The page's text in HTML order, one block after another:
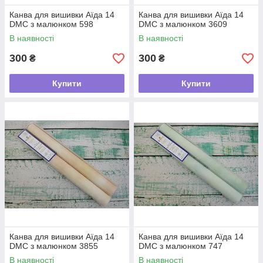
Канва для вишивки Аїда 14
DMC з малюнком 598
В наявності
300 ₴
Купити
Канва для вишивки Аїда 14
DMC з малюнком 3609
В наявності
300 ₴
Купити
Канва для вишивки Аїда 14
DMC з малюнком 3855
В наявності
Канва для вишивки Аїда 14
DMC з малюнком 747
В наявності